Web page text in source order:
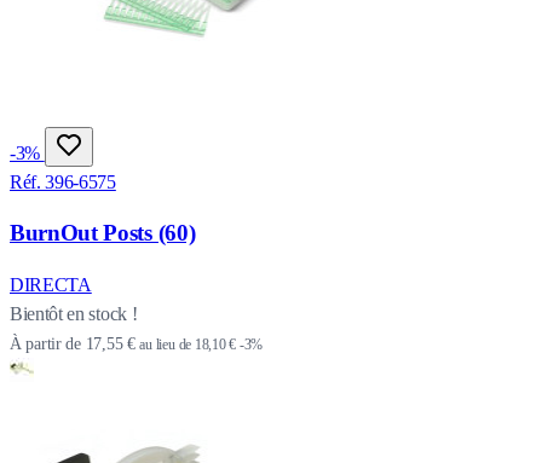
-3%
Réf. 396-6575
BurnOut Posts (60)
DIRECTA
Bientôt en stock !
À partir de 17,55 € au lieu de 18,10 € -3%